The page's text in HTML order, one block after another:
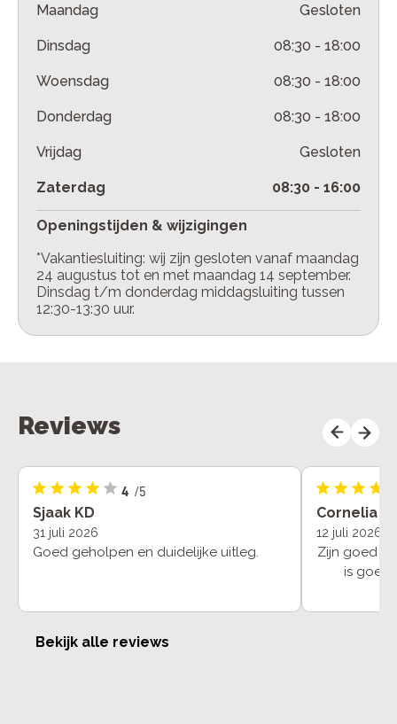
Maandag Gesloten
Dinsdag 08:30 - 18:00
Woensdag 08:30 - 18:00
Donderdag 08:30 - 18:00
Vrijdag Gesloten
Zaterdag 08:30 - 16:00
Openingstijden & wijzigingen
*Vakantiesluiting: wij zijn gesloten vanaf maandag
24 augustus tot en met maandag 14 september.
Dinsdag t/m donderdag middagsluiting tussen
12:30-13:30 uur.
Reviews
4 /5
Sjaak KD
31 juli 2026
Goed geholpen en duidelijke uitleg.
Cornelia
12 juli 2026
Zijn goed in
is goed
Bekijk alle reviews